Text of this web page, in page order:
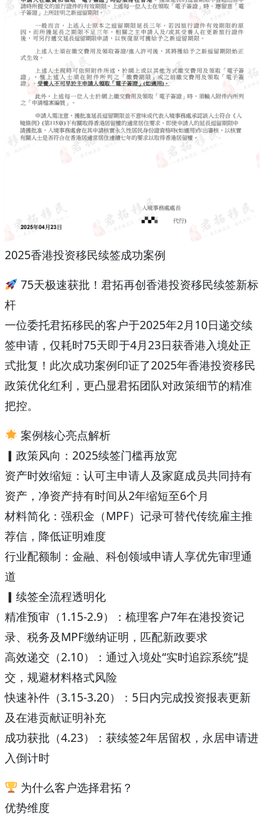
2025香港投资移民续签成功案例
75天极速获批！君拓再创香港投资移民续签新标
杆
一位委托君拓移民的客户于2025年2月10日递交续
签申请，仅耗时75天即于4月23日获香港入境处正
式批复！此次成功案例印证了2025年香港投资移民
政策优化红利，更凸显君拓团队对政策细节的精准
把控。
案例核心亮点解析
▎政策风向：2025续签门槛再放宽
资产时效缩短：认可主申请人及家庭成员共同持有
资产，净资产持有时间从2年缩短至6个月
材料简化：强积金（MPF）记录可替代传统雇主推
荐信，降低证明难度
行业配额制：金融、科创领域申请人享优先审理通
道
▎续签全流程透明化
精准预审（1.15-2.9）：梳理客户7年在港投资记
录、税务及MPF缴纳证明，匹配新政要求
高效递交（2.10）：通过入境处“实时追踪系统”提
交，规避材料格式风险
快速补件（3.15-3.20）：5日内完成投资报表更新
及在港贡献证明补充
成功获批（4.23）：获续签2年居留权，永居申请进
入倒计时
为什么客户选择君拓？
优势维度